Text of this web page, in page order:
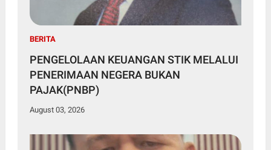
BERITA
PENGELOLAAN KEUANGAN STIK MELALUI
PENERIMAAN NEGERA BUKAN
PAJAK(PNBP)
August 03, 2026